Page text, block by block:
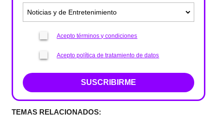
Acepto términos y condiciones
Acepto política de tratamiento de datos
SUSCRIBIRME
TEMAS RELACIONADOS: